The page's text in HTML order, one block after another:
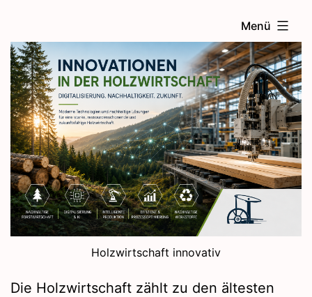
springen
Menü
Holzwirtschaft innovativ
Die Holzwirtschaft zählt zu den ältesten